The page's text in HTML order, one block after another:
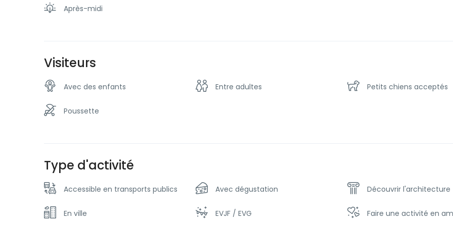
Après-midi
Visiteurs
Avec des enfants Entre adultes Petits chiens acceptés
Poussette
Type d'activité
Accessible en transports publics Avec dégustation Découvrir l'architecture
En ville EVJF / EVG Faire une activité en